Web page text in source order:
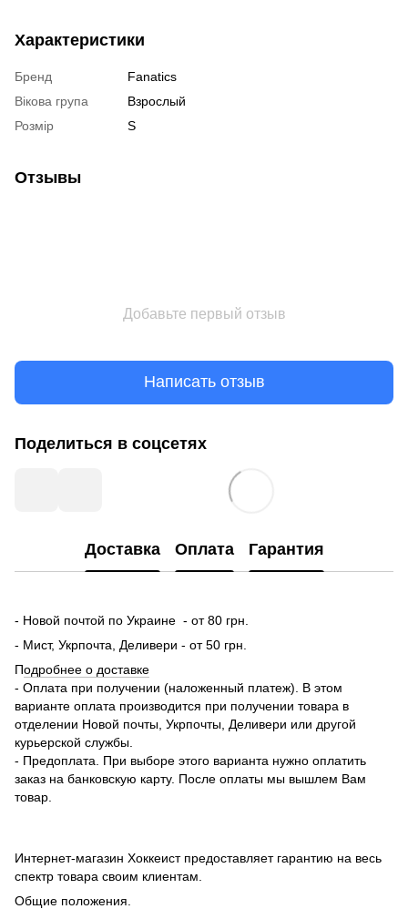
Характеристики
Бренд
Fanatics
Вікова група
Взрослый
Розмір
S
Отзывы
Добавьте первый отзыв
Написать отзыв
Поделиться в соцсетях
Доставка Оплата Гарантия
- Новой почтой по Украине - от 80 грн.
- Мист, Укрпочта, Деливери - от 50 грн.
Подробнее о доставке
- Оплата при получении (наложенный платеж). В этом
варианте оплата производится при получении товара в
отделении Новой почты, Укрпочты, Деливери или другой
курьерской службы.
- Предоплата. При выборе этого варианта нужно оплатить
заказ на банковскую карту. После оплаты мы вышлем Вам
товар.
Интернет-магазин Хоккеист предоставляет гарантию на весь
спектр товара своим клиентам.
Общие положения.